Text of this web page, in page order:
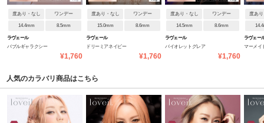
度あり・なし ワンデー
14.4mm 8.5mm
ラヴェール
バブルギャラクシー
¥1,760
度あり・なし ワンデー
15.0mm 8.6mm
ラヴェール
ドリーミアネイビー
¥1,760
度あり・なし ワンデー
14.5mm 8.6mm
ラヴェール
バイオレットグレア
¥1,760
度あ
ラヴェー
マーメイ
人気のカラバリ商品はこちら